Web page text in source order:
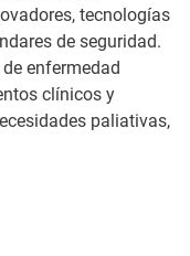
tecnologías
de seguridad.
enfermedad
clínicos y
paliativas,